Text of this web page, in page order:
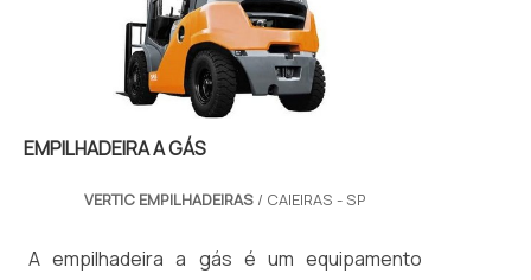
atendendo setores como construção,
logística, indústria alimentícia e química.
Atendimento completo do projeto à entrega,
com foco em segurança, qualidade e
cumprimento de prazos.
EMPILHADEIRA A GÁS
VERTIC EMPILHADEIRAS / CAIEIRAS - SP
A empilhadeira a gás é um equipamento